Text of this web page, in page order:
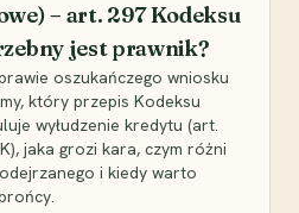
– art. 297 Kodeksu
jest prawnik?
oszukańczego wniosku
który przepis Kodeksu
wyłudzenie kredytu (art.
jaka grozi kara, czym różni
i kiedy warto